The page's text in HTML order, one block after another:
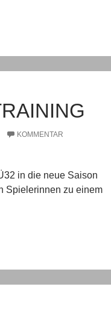
KOMMENTAR
in die neue Saison
Spielerinnen zu einem